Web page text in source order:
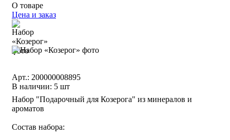
О товаре
Цена и заказ
Арт.: 200000008895
В наличии: 5 шт
Набор "Подарочный для Козерога" из минералов и
ароматов
Состав набора: